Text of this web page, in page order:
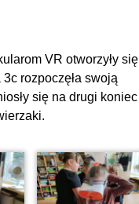
VR otworzyły się
rozpoczęła swoją
się na drugi koniec